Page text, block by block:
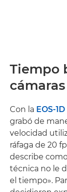
Tiempo
cámaras
Con la EOS-
grabó de
velocidad
ráfaga de 20
describe
técnica no le
el tiempo».